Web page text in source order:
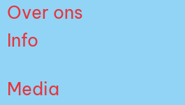
Over ons
Info
Media